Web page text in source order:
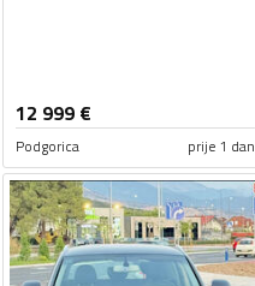
12 999 €
Podgorica prije 1 dan